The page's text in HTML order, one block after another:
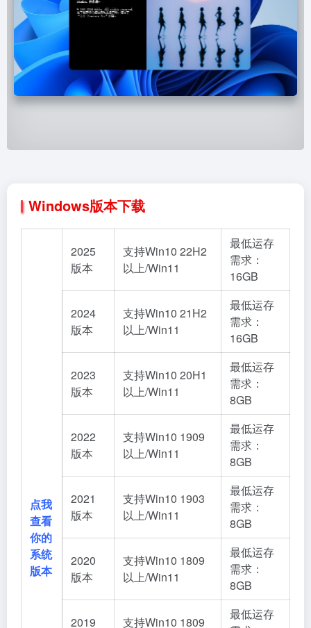
Windows版本下载
点我
查看
你的
系统
版本
2025
版本
支持Win10 22H2
以上/Win11
最低运存
需求：
16GB
2024
版本
支持Win10 21H2
以上/Win11
最低运存
需求：
16GB
2023
版本
支持Win10 20H1
以上/Win11
最低运存
需求：
8GB
2022
版本
支持Win10 1909
以上/Win11
最低运存
需求：
8GB
2021
版本
支持Win10 1903
以上/Win11
最低运存
需求：
8GB
2020
版本
支持Win10 1809
以上/Win11
最低运存
需求：
8GB
2019 支持Win10 1809
最低运存